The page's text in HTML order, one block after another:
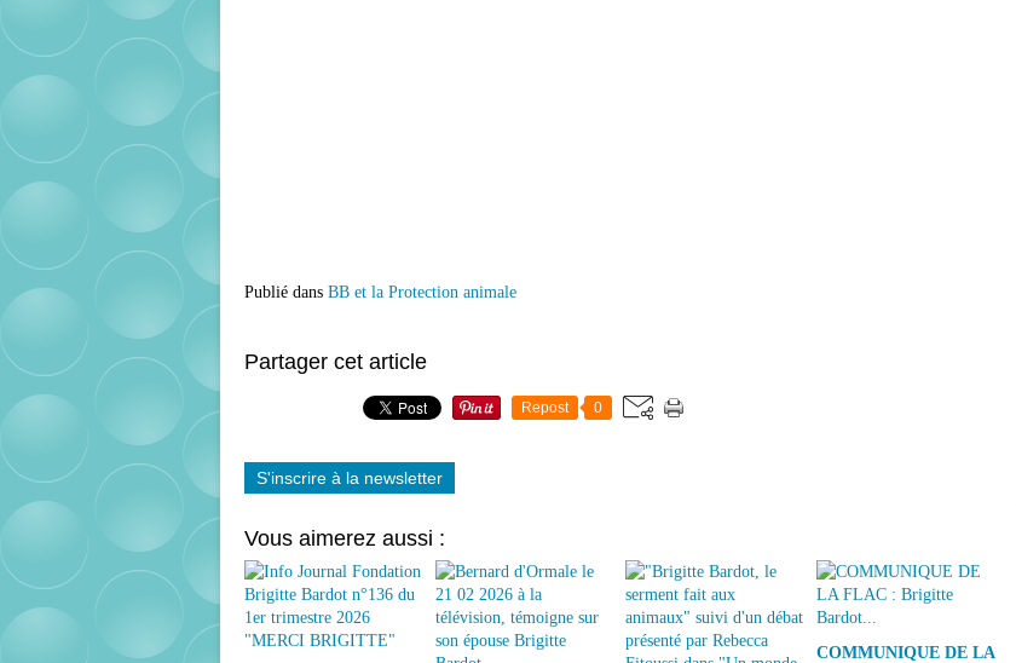
Publié dans BB et la Protection animale
Partager cet article
Repost 0
S'inscrire à la newsletter
Vous aimerez aussi :
COMMUNIQUE DE LA